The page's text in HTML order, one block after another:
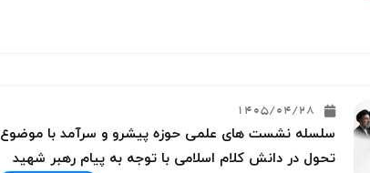
1405/04/28
سلسله نشست های علمی حوزه پیشرو و سرآمد با موضوع
تحول در دانش کلام اسلامی با توجه به پیام رهبر شهید